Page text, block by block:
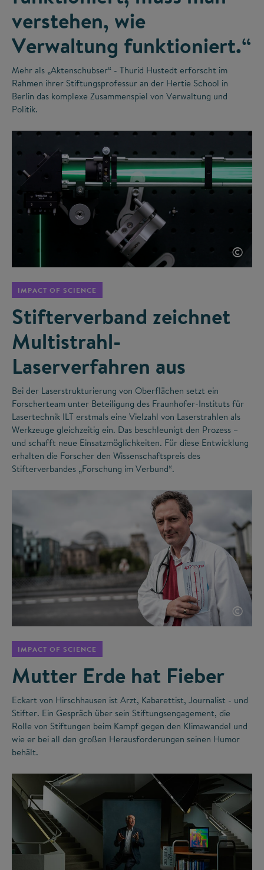
verstehen, wie
Verwaltung funktioniert.“
Mehr als „Aktenschubser“ - Thurid Hustedt erforscht im
Rahmen ihrer Stiftungsprofessur an der Hertie School in
Berlin das komplexe Zusammenspiel von Verwaltung und
Politik.
©
IMPACT OF SCIENCE
Stifterverband zeichnet
Multistrahl-
Laserverfahren aus
Bei der Laserstrukturierung von Oberflächen setzt ein
Forscherteam unter Beteiligung des Fraunhofer-Instituts für
Lasertechnik ILT erstmals eine Vielzahl von Laserstrahlen als
Werkzeuge gleichzeitig ein. Das beschleunigt den Prozess –
und schafft neue Einsatzmöglichkeiten. Für diese Entwicklung
erhalten die Forscher den Wissenschaftspreis des
Stifterverbandes „Forschung im Verbund“.
©
IMPACT OF SCIENCE
Mutter Erde hat Fieber
Eckart von Hirschhausen ist Arzt, Kabarettist, Journalist - und
Stifter. Ein Gespräch über sein Stiftungsengagement, die
Rolle von Stiftungen beim Kampf gegen den Klimawandel und
wie er bei all den großen Herausforderungen seinen Humor
behält.